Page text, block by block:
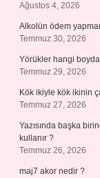
Ağustos 4, 2026
Alkolün ödem
Temmuz 30, 2026
Yörükler hangi
Temmuz 29, 2026
Kök ikiyle kök ikinin
Temmuz 27, 2026
Yazısında başka
kullanır ?
Temmuz 26, 2026
maj7 akor nedir ?